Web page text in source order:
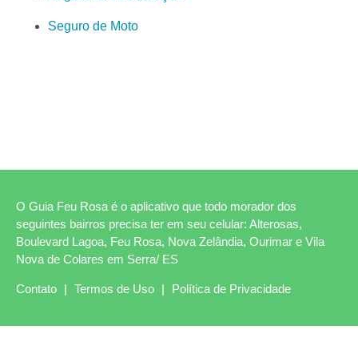
Seguro de Moto
O Guia Feu Rosa é o aplicativo que todo morador dos
seguintes bairros precisa ter em seu celular: Alterosas,
Boulevard Lagoa, Feu Rosa, Nova Zelândia, Ourimar e Vila
Nova de Colares em Serra/ ES
Contato | Termos de Uso | Política de Privacidade